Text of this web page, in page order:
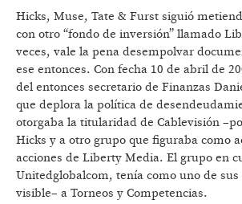
Hicks, Muse, Tate & Furst siguió
con otro “fondo de inversión” llamado
veces, vale la pena desempolvar
ese entonces. Con fecha 10 de abril de
del entonces secretario de Finanzas
que deplora la política de
otorgaba la titularidad de Cablevisión
Hicks y a otro grupo que figuraba como
acciones de Liberty Media. El grupo en
Unitedglobalcom, tenía como uno de sus
visible– a Torneos y Competencias.